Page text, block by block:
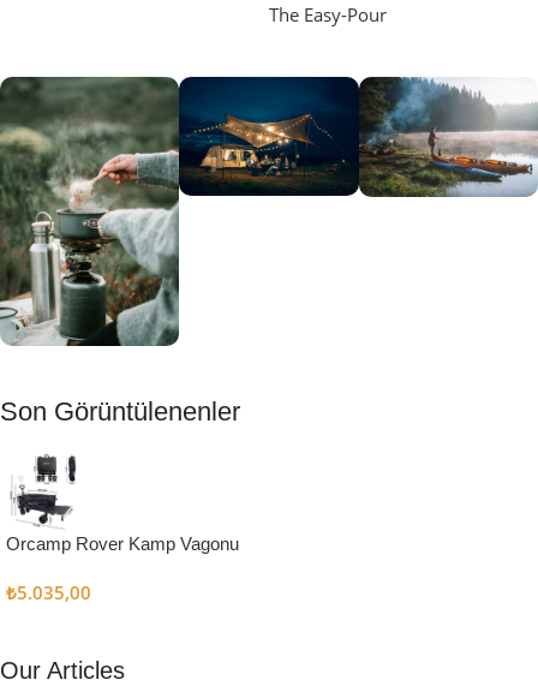
The Easy-Pour
Muftağı
Kampçı
Şefler İçin
Keşfet
Son Görüntülenenler
Orcamp Rover Kamp Vagonu
₺5.035,00
Our Articles